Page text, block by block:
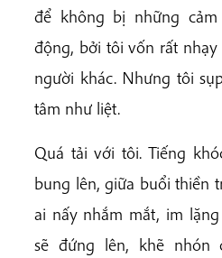
để không bị những
động, bởi tôi vốn rất
người khác. Nhưng tôi
tâm như liệt.
Quá tải với tôi. Tiếng
bung lên, giữa buổi thiền
ai nấy nhắm mắt, im
sẽ đứng lên, khẽ nhón